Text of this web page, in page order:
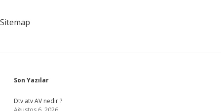
Sitemap
Sidebar
Son Yazılar
Dtv atv AV nedir ?